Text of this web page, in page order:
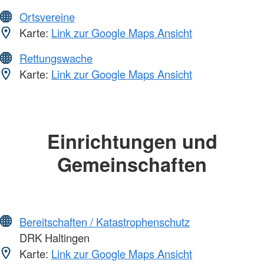
Ortsvereine
Karte: Link zur Google Maps Ansicht
Rettungswache
Karte: Link zur Google Maps Ansicht
Einrichtungen und
Gemeinschaften
Bereitschaften / Katastrophenschutz
DRK Haltingen
Karte: Link zur Google Maps Ansicht